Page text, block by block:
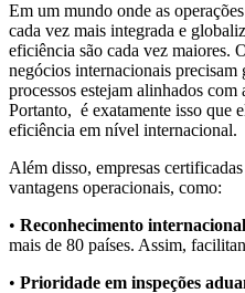
Em um mundo onde as
cada vez mais integrada e
eficiência são cada vez maiores.
negócios internacionais precisam
processos estejam alinhados
Portanto, é exatamente isso que
eficiência em nível internacional.
Além disso, empresas
vantagens operacionais, como:
• Reconhecimento
mais de 80 países. Assim,
• Prioridade em inspeções